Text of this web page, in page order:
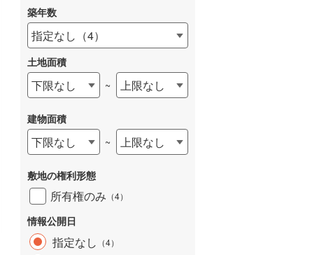
築年数
指定なし （4）
土地面積
下限なし ~ 上限なし
建物面積
下限なし ~ 上限なし
敷地の権利形態
所有権のみ （4）
情報公開日
指定なし （4）